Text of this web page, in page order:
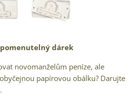
dárek
novomanželům peníze, ale
papírovou obálku? Darujte